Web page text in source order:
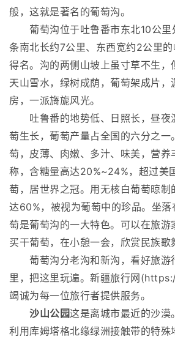
般，这就是著名的葡萄沟。
葡萄沟位于吐鲁番市东北10公里
条南北长约7公里、东西宽约2公里
得名。沟的两侧山坡上虽寸草不生，
天山雪水，绿树成荫，葡萄架成片，
房，一派旖旎风光。
吐鲁番的地势低、日照长，昼夜
萄生长，葡萄产量占全国的六分之一
萄，皮薄、肉嫩、多汁、味美，营养
称，含糖量高达20%~24%，超过美
萄，居世界之冠。用无核白葡萄晾制
达60%，被视为葡萄中的珍品。坐
萄是葡萄沟的一大特色。可以在旅游
买干葡萄，在小憩一会，欣赏民族歌
葡萄沟分老沟和新沟，看好旅游
里，把这里玩遍。新疆旅行网
竭诚为每一位旅行者提供服务。
沙山公园这是离城市最近的沙漠
利用库姆塔格北缘绿洲接触带的特殊